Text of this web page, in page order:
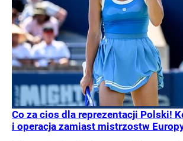
Co za cios dla reprezentacji Polski!
i operacja zamiast mistrzostw